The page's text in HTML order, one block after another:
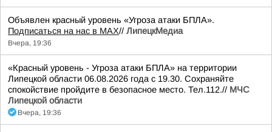
Объявлен красный уровень «Угроза атаки БПЛА».
Подписаться на нас в МАХ// ЛипецкМедиа
Вчера, 19:36
«Красный уровень - Угроза атаки БПЛА» на территории
Липецкой области 06.08.2026 года с 19.30. Сохраняйте
спокойствие пройдите в безопасное место. Тел.112.// МЧС
Липецкой области
Вчера, 19:36